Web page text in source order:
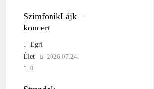
SzimfonikLájk –
koncert
Egri
Élet
2026.07.24.
0